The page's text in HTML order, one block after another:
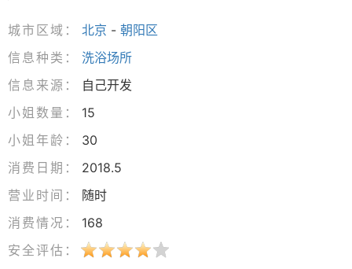
城市区域： 北京 - 朝阳区
信息种类：
洗浴场所
信息来源：
自己开发
小姐数量：
15
小姐年龄：
30
消费日期：
2018.5
营业时间：
随时
消费情况：
168
安全评估：